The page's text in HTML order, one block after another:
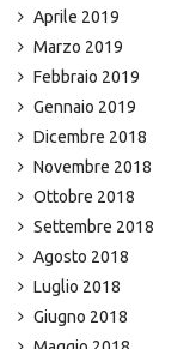
Aprile 2019
Marzo 2019
Febbraio 2019
Gennaio 2019
Dicembre 2018
Novembre 2018
Ottobre 2018
Settembre 2018
Agosto 2018
Luglio 2018
Giugno 2018